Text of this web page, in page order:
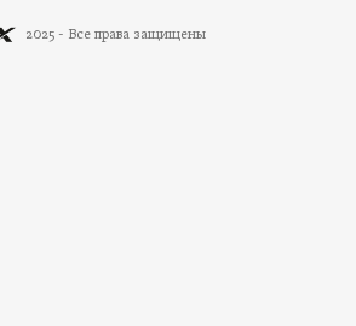
2025 - Все права защищены